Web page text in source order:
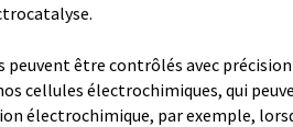
peuvent être contrôlés avec
cellules électrochimiques, qui
électrochimique, par exemple,